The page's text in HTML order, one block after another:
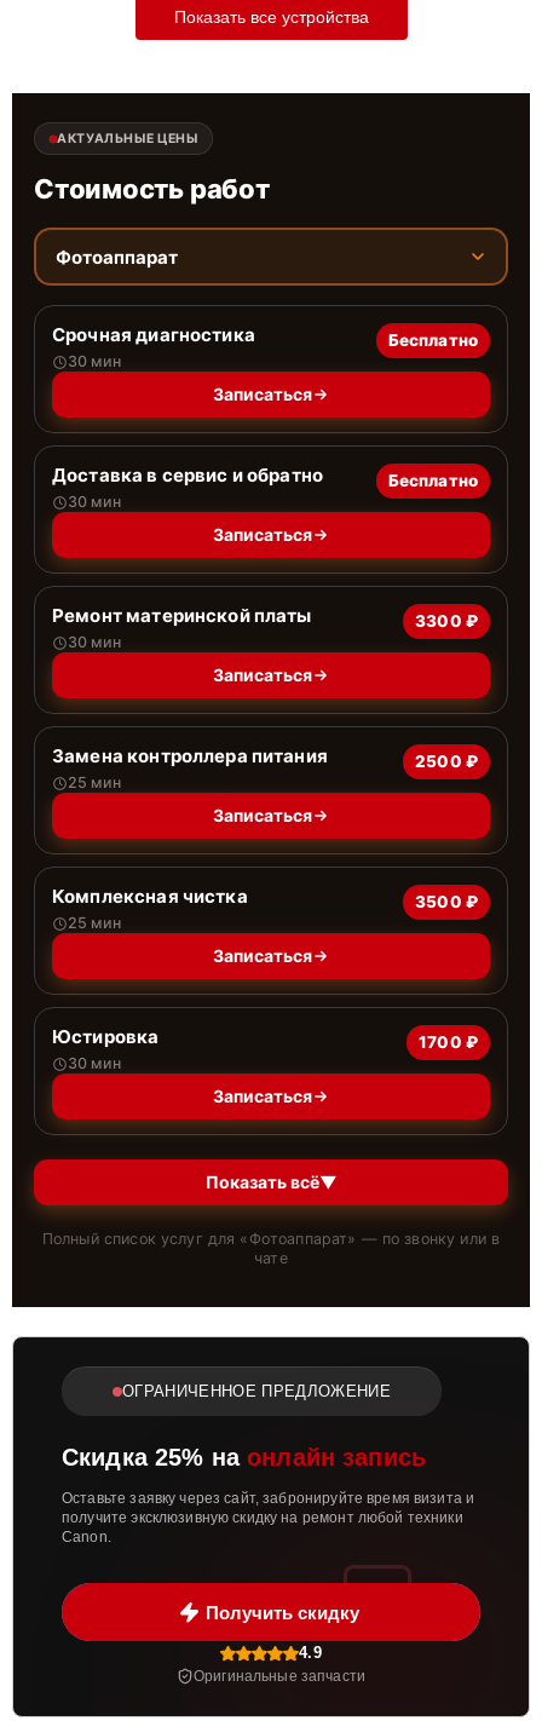
Показать все устройства
АКТУАЛЬНЫЕ ЦЕНЫ
Стоимость работ
Фотоаппарат
Срочная диагностика
30 мин
Бесплатно
Записаться
Доставка в сервис и обратно
30 мин
Бесплатно
Записаться
Ремонт материнской платы
30 мин
3300 ₽
Записаться
Замена контроллера питания
25 мин
2500 ₽
Записаться
Комплексная чистка
25 мин
3500 ₽
Записаться
Юстировка
30 мин
1700 ₽
Записаться
Показать всё▼
Полный список услуг для « Фотоаппарат» — по звонку или в
чате
ОГРАНИЧЕННОЕ ПРЕДЛОЖЕНИЕ
Скидка 25% наонлайн запись
Оставьте заявку через сайт, забронируйте время визита и
получите эксклюзивную скидку на ремонт любой техники
Canon.
Получить скидку
4.9
Оригинальные запчасти